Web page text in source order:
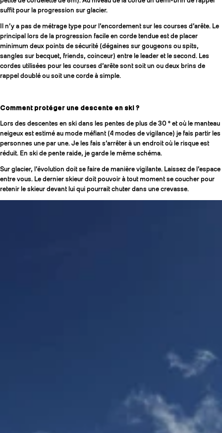
suffit pour la progression sur glacier.
Il n’y a pas de métrage type pour l’encordement sur les courses d’arête. Le
principal lors de la progression facile en corde tendue est de placer
minimum deux points de sécurité (dégaines sur gougeons ou spits,
sangles sur becquet, friends, coinceur) entre le leader et le second. Les
cordes utilisées pour les courses d’arête sont soit un ou deux brins de
rappel doublé ou soit une corde à simple.
Comment protéger une descente en ski ?
Lors des descentes en ski dans les pentes de plus de 30 ° et où le manteau
neigeux est estimé au mode méfiant (4 modes de vigilance) je fais partir les
personnes une par une. Je les fais s’arrêter à un endroit où le risque est
réduit. En ski de pente raide, je garde le même schéma.
Sur glacier, l’évolution doit se faire de manière vigilante. Laissez de l’espace
entre vous. Le dernier skieur doit pouvoir à tout moment se coucher pour
retenir le skieur devant lui qui pourrait chuter dans une crevasse.